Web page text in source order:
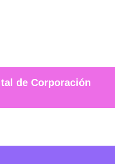
de Corporación